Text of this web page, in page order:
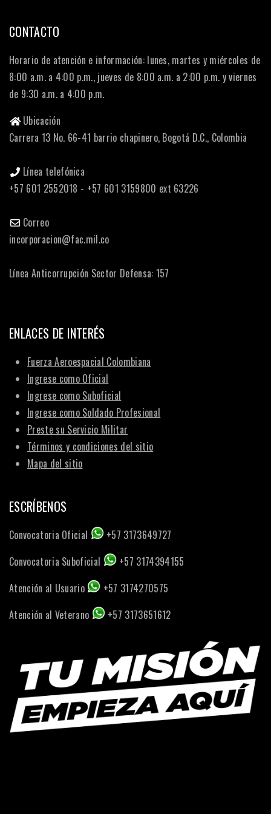
CONTACTO
Horario de atención e información: lunes, martes y miércoles de
8:00 a.m. a 4:00 p.m., jueves de 8:00 a.m. a 2:00 p.m. y viernes
de 9:30 a.m. a 4:00 p.m.
Ubicación
Carrera 13 No. 66-41 barrio chapinero, Bogotá D.C., Colombia
Línea telefónica
+57 601 2552018 - +57 601 3159800 ext 63226
Correo
incorporacion@fac.mil.co
Línea Anticorrupción Sector Defensa: 157
ENLACES DE INTERÉS
Fuerza Aeroespacial Colombiana
Ingrese como Oficial
Ingrese como Suboficial
Ingrese como Soldado Profesional
Preste su Servicio Militar
Términos y condiciones del sitio
Mapa del sitio
ESCRÍBENOS
Convocatoria Oficial
+57 3173649727
Convocatoria Suboficial
+57 3174394155
Atención al Usuario
+57 3174270575
Atención al Veterano
+57 3173651612